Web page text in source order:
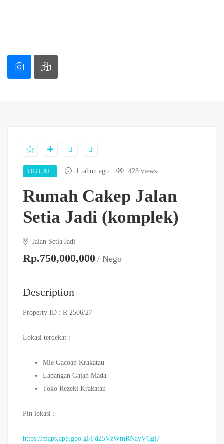
DIJUAL 1 tahun ago 423 views
Rumah Cakep Jalan
Setia Jadi (komplek)
Jalan Setia Jadi
Rp.750,000,000 / Nego
Description
Property ID : R 2506/27
Lokasi terdekat :
Mie Gacoan Krakatau
Lapangan Gajah Mada
Toko Rezeki Krakatau
Pin lokasi :
https://maps.app.goo.gl/Fd25VzWmRNayVCgj7